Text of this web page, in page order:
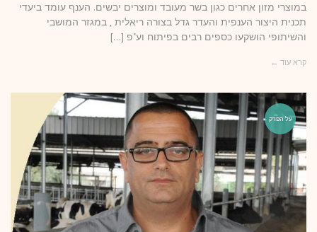
במוצרי מזון אחרים כגון בשר מעובד ומוצרים יבשים. הענף עומד ביעדי
תכנית היצור הענפית והעדר גדל בצורה ריאלית , במגזר המושבי
והשיתופי הושקעו כספים רבים בפיתוח וע"פ […]
קרא עוד ←
על הפרק